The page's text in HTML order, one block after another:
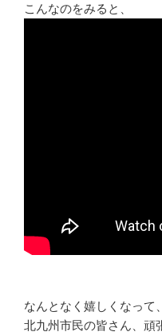
こんなのをみると、
なんとなく嬉しくなって、
北九州市民の皆さん、頑